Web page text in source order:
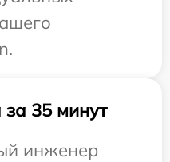
35 минут
инженер